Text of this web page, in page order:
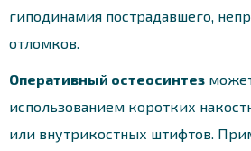
гиподинамия пострадавшего,
отломков.
Оперативный остеосинтез
использованием коротких
или внутрикостных штифтов.